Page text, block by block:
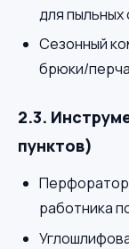
для пыльных
Сезонный
брюки/
2.3.
пунктов)
Перфоратор
работника